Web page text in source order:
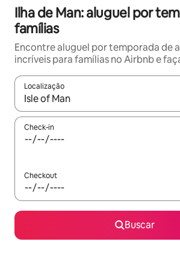
Ilha de Man: aluguel por
famílias
Encontre aluguel por temporada de
incríveis para famílias no Airbnb e
Localização
Quando os resultados estiverem
Check-in
Checkout
Buscar